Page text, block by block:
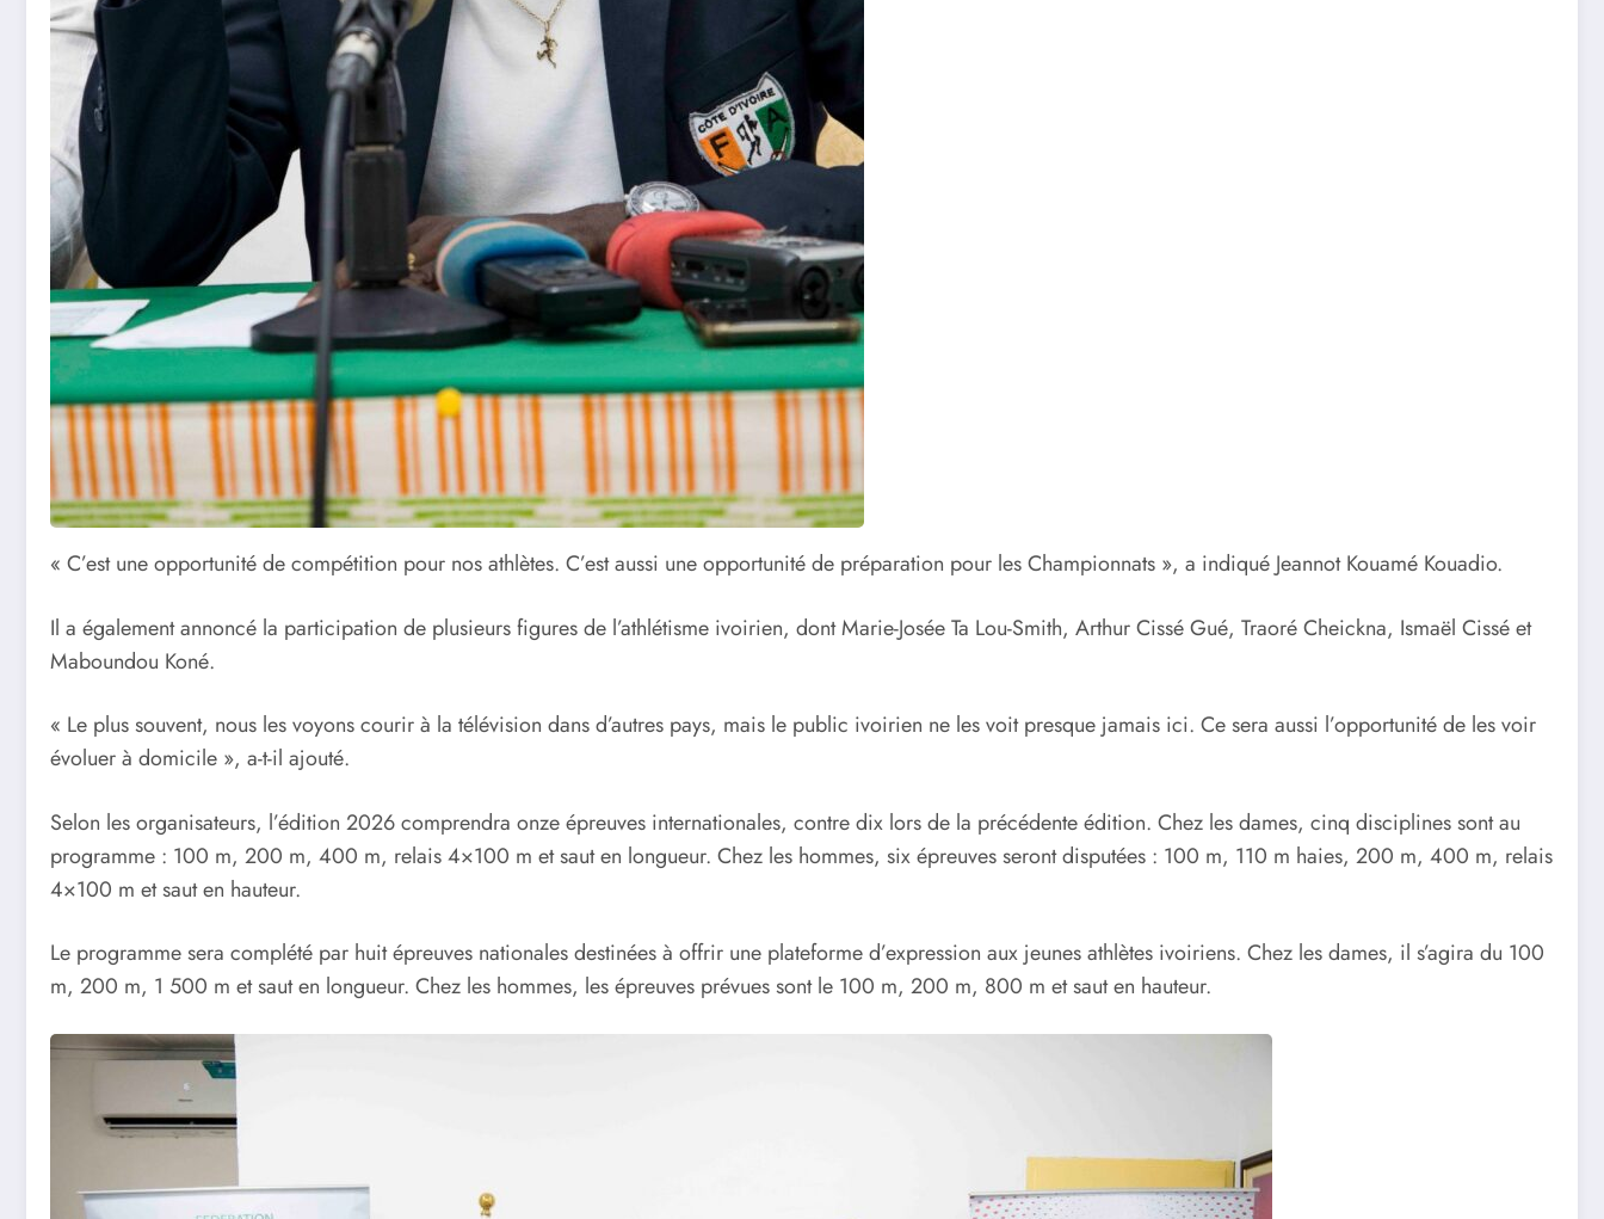
« C’est une opportunité de compétition pour nos athlètes. C’est aussi une opportunité de préparation pour les Championnats », a indiqué Jeannot Kouamé Kouadio.
Il a également annoncé la participation de plusieurs figures de l’athlétisme ivoirien, dont Marie-Josée Ta Lou-Smith, Arthur Cissé Gué, Traoré Cheickna, Ismaël Cissé et
Maboundou Koné.
« Le plus souvent, nous les voyons courir à la télévision dans d’autres pays, mais le public ivoirien ne les voit presque jamais ici. Ce sera aussi l’opportunité de les voir
évoluer à domicile », a-t-il ajouté.
Selon les organisateurs, l’édition 2026 comprendra onze épreuves internationales, contre dix lors de la précédente édition. Chez les dames, cinq disciplines sont au
programme : 100 m, 200 m, 400 m, relais 4×100 m et saut en longueur. Chez les hommes, six épreuves seront disputées : 100 m, 110 m haies, 200 m, 400 m, relais
4×100 m et saut en hauteur.
Le programme sera complété par huit épreuves nationales destinées à offrir une plateforme d’expression aux jeunes athlètes ivoiriens. Chez les dames, il s’agira du 100
m, 200 m, 1 500 m et saut en longueur. Chez les hommes, les épreuves prévues sont le 100 m, 200 m, 800 m et saut en hauteur.